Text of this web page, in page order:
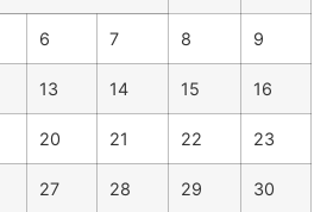
6 7 8 9
13 14 15 16
20 21 22 23
27 28 29 30